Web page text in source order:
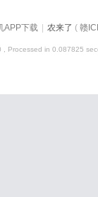
APP下载 | 农来了 ( 赣
, Processed in 0.087825